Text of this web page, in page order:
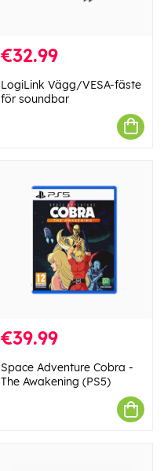
€32.99
LogiLink Vägg/VESA-fäste
för soundbar
€39.99
Space Adventure Cobra -
The Awakening (PS5)